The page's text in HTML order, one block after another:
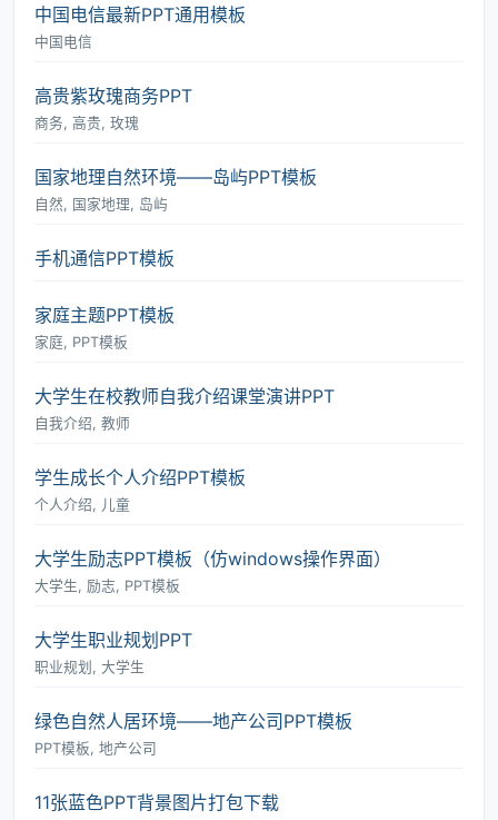
中国电信最新PPT通用模板
中国电信
高贵紫玫瑰商务PPT
商务, 高贵, 玫瑰
国家地理自然环境――岛屿PPT模板
自然, 国家地理, 岛屿
手机通信PPT模板
家庭主题PPT模板
家庭, PPT模板
大学生在校教师自我介绍课堂演讲PPT
自我介绍, 教师
学生成长个人介绍PPT模板
个人介绍, 儿童
大学生励志PPT模板（仿windows操作界面）
大学生, 励志, PPT模板
大学生职业规划PPT
职业规划, 大学生
绿色自然人居环境――地产公司PPT模板
PPT模板, 地产公司
11张蓝色PPT背景图片打包下载